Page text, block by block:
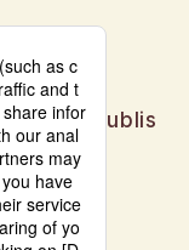
publis